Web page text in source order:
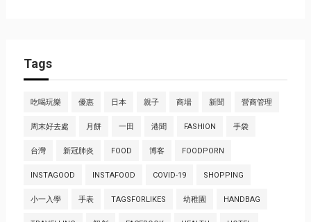
Tags
吃喝玩樂 優惠 日本 親子 商場 新聞 營商管理
周末好去處 月餅 一田 港聞 FASHION 手袋
台灣 新冠肺炎 FOOD 博客 FOODPORN
INSTAGOOD INSTAFOOD COVID-19 SHOPPING
小一入學 手表 TAGSFORLIKES 幼稚園 HANDBAG